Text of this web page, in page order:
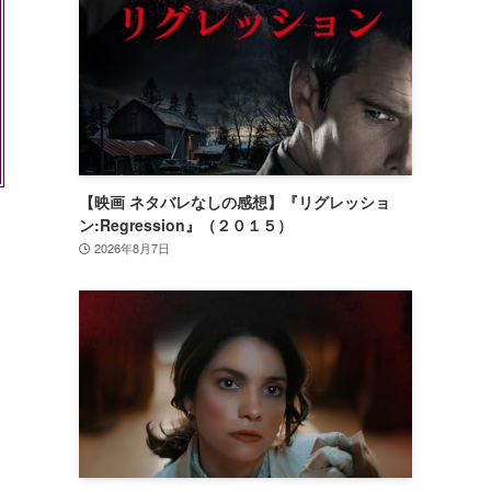
【映画 ネタバレなしの感想】『リグレッショ
ン:Regression』（２０１５）
2026年8月7日